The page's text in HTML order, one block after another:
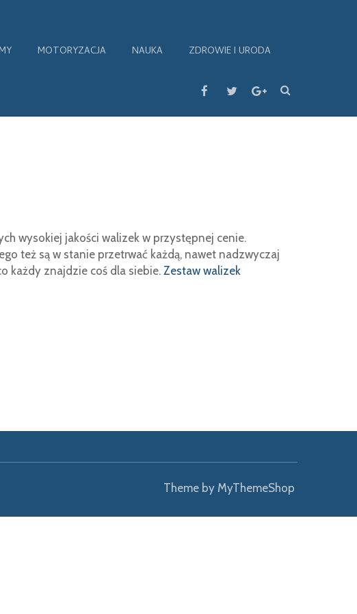
MOTORYZACJA NAUKA
ZDROWIE I URODA
wysokiej jakości walizek w przystępnej cenie.
też są w stanie przetrwać każdą, nawet nadzwyczaj
każdy znajdzie coś dla siebie. Zestaw walizek
Theme by MyThemeShop